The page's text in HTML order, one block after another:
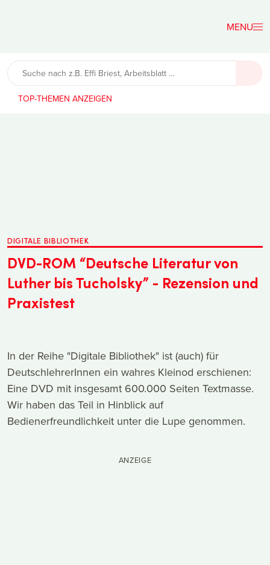
Lehrerfreund
TOP-THEMEN
DIGITALE BIBLIOTHEK
DVD-ROM “Deutsche Literatur von
Luther bis Tucholsky” - Rezension und
Praxistest
In der Reihe "Digitale Bibliothek" ist (auch) für
DeutschlehrerInnen ein wahres Kleinod erschienen:
Eine DVD mit insgesamt 600.000 Seiten Textmasse.
Wir haben das Teil in Hinblick auf
Bedienerfreundlichkeit unter die Lupe genommen.
ANZEIGE